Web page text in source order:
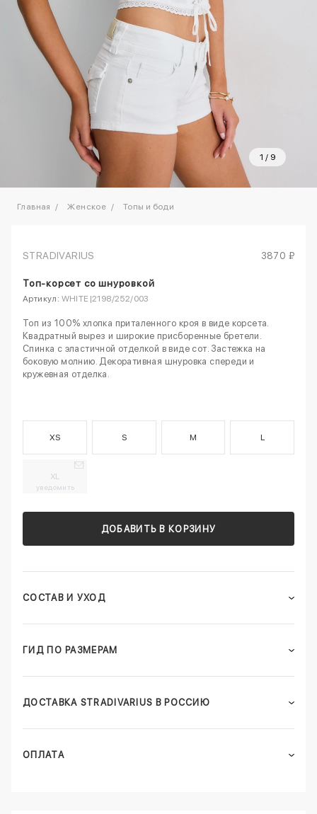
1 / 9
Главная Женское Топы и боди
STRADIVARIUS 3870 ₽
Топ-корсет со шнуровкой
Артикул: WHITE|2198/252/003
Топ из 100% хлопка приталенного кроя в виде корсета.
Квадратный вырез и широкие присборенные бретели.
Спинка с эластичной отделкой в виде сот. Застежка на
боковую молнию. Декоративная шнуровка спереди и
кружевная отделка.
XS S M L
XL
уведомить
ДОБАВИТЬ В КОРЗИНУ
СОСТАВ И УХОД
ГИД ПО РАЗМЕРАМ
ДОСТАВКА STRADIVARIUS В РОССИЮ
ОПЛАТА